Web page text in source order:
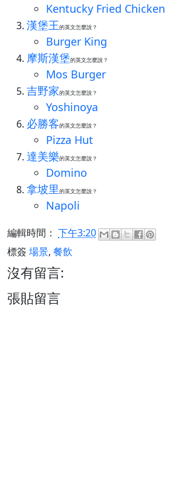
Kentucky Fried Chicken
漢堡王的英文怎麼說？
Burger King
摩斯漢堡的英文怎麼說？
Mos Burger
吉野家的英文怎麼說？
Yoshinoya
必勝客的英文怎麼說？
Pizza Hut
達美樂的英文怎麼說？
Domino
拿坡里的英文怎麼說？
Napoli
編輯時間： 下午3:20
標簽 場景, 餐飲
沒有留言:
張貼留言